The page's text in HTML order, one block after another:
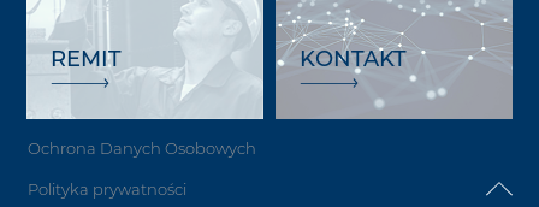
REMIT KONTAKT
Ochrona Danych Osobowych
Polityka prywatności